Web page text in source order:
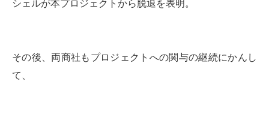
シェルが本プロジェクトから脱退を表明。
その後、両商社もプロジェクトへの関与の継続にかんし
て、